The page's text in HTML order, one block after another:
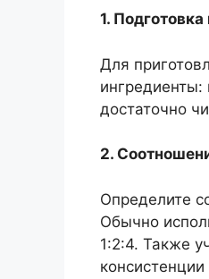
1.
Для
ингредиенты:
достаточно
2.
Определите
Обычно
1:2:4. Также